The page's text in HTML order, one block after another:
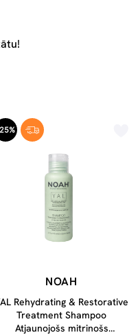
NOAH
Rehydrating & Restorative
Treatment Shampoo
Atjaunojošs mitrinošs